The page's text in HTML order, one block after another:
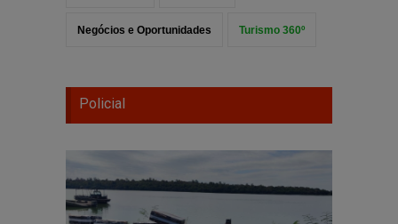
Negócios e Oportunidades Turismo 360º
Policial